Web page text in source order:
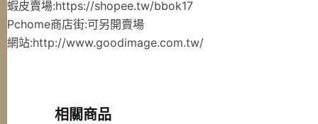
蝦皮賣場:https://shopee.tw/bbok17
Pchome商店街:可另開賣場
網站:http://www.goodimage.com.tw/
相關商品